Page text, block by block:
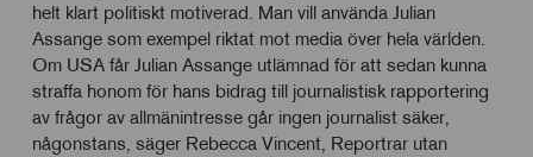
helt klart politiskt motiverad. Man vill använda Julian
Assange som exempel riktat mot media över hela världen.
Om USA får Julian Assange utlämnad för att sedan kunna
straffa honom för hans bidrag till journalistisk rapportering
av frågor av allmänintresse går ingen journalist säker,
någonstans, säger Rebecca Vincent, Reportrar utan